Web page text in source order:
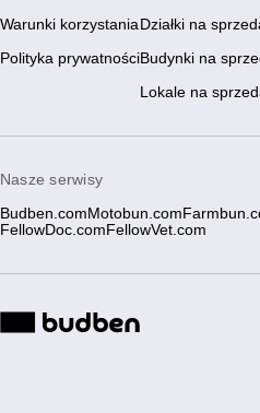
Warunki korzystania
Polityka prywatności
Działki na
Budynki na
Lokale na
Nasze serwisy
Budben.com Motobun.com
FellowDoc.com FellowVet.com